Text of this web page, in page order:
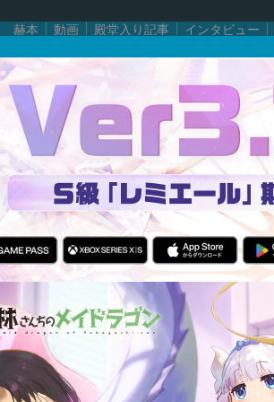
赫本 動画 殿堂入り記事 インタビュー